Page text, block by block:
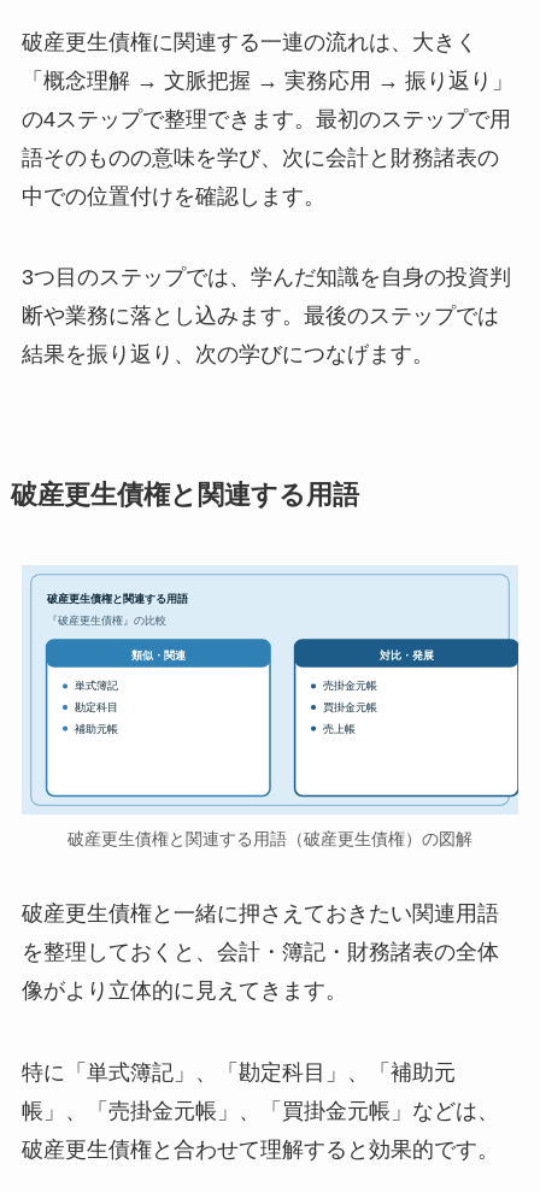
破産更生債権に関連する一連の流れは、大きく
「概念理解 → 文脈把握 → 実務応用 → 振り返り」
の4ステップで整理できます。最初のステップで用
語そのものの意味を学び、次に会計と財務諸表の
中での位置付けを確認します。
3つ目のステップでは、学んだ知識を自身の投資判
断や業務に落とし込みます。最後のステップでは
結果を振り返り、次の学びにつなげます。
破産更生債権と関連する用語
破産更生債権と関連する用語
『破産更生債権』の比較
類似・関連
単式簿記
勘定科目
補助元帳
対比・発展
売掛金元帳
買掛金元帳
売上帳
破産更生債権と関連する用語（破産更生債権）の図解
破産更生債権と一緒に押さえておきたい関連用語
を整理しておくと、会計・簿記・財務諸表の全体
像がより立体的に見えてきます。
特に「単式簿記」、「勘定科目」、「補助元
帳」、「売掛金元帳」、「買掛金元帳」などは、
破産更生債権と合わせて理解すると効果的です。